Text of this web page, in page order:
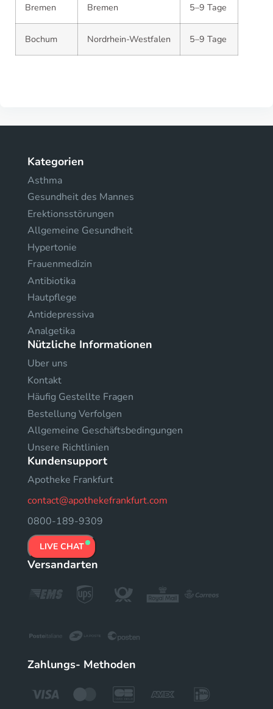
Bremen Bremen 5–9 Tage
Bochum Nordrhein-Westfalen 5–9 Tage
Kategorien
Asthma
Gesundheit des Mannes
Erektionsstörungen
Allgemeine Gesundheit
Hypertonie
Frauenmedizin
Antibiotika
Hautpflege
Antidepressiva
Analgetika
Nützliche Informationen
Uber uns
Kontakt
Häufig Gestellte Fragen
Bestellung Verfolgen
Allgemeine Geschäftsbedingungen
Unsere Richtlinien
Kundensupport
Apotheke Frankfurt
contact@apothekefrankfurt.com
0800-189-9309
LIVE CHAT
Versandarten
Zahlungs- Methoden